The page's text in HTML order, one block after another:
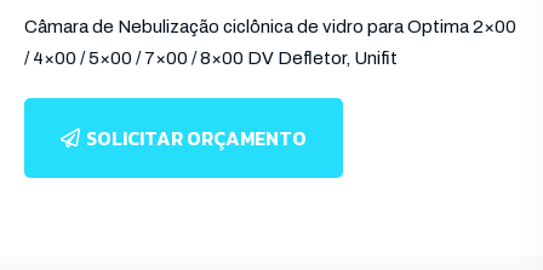
Câmara de Nebulização ciclônica de vidro para Optima 2×00
/ 4×00 / 5×00 / 7×00 / 8×00 DV Defletor, Unifit
SOLICITAR ORÇAMENTO